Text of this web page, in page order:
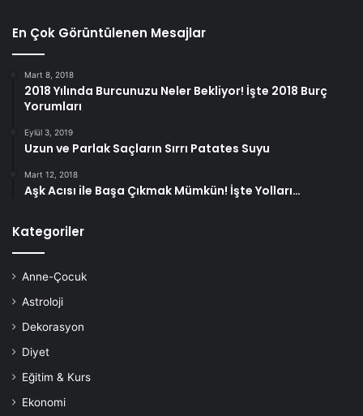
En Çok Görüntülenen Mesajlar
Mart 8, 2018
2018 Yılında Burcunuzu Neler Bekliyor! İşte 2018 Burç
Yorumları
Eylül 3, 2019
Uzun ve Parlak Saçların Sırrı Patates Suyu
Mart 12, 2018
Aşk Acısı ile Başa Çıkmak Mümkün! İşte Yolları…
Kategoriler
Anne-Çocuk
Astroloji
Dekorasyon
Diyet
Eğitim & Kurs
Ekonomi